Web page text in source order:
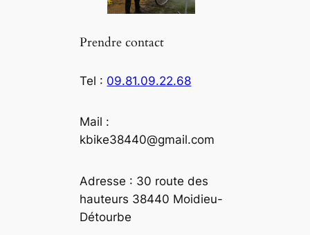
Prendre contact
Tel : 09.81.09.22.68
Mail :
kbike38440@gmail.com
Adresse : 30 route des
hauteurs 38440 Moidieu-
Détourbe